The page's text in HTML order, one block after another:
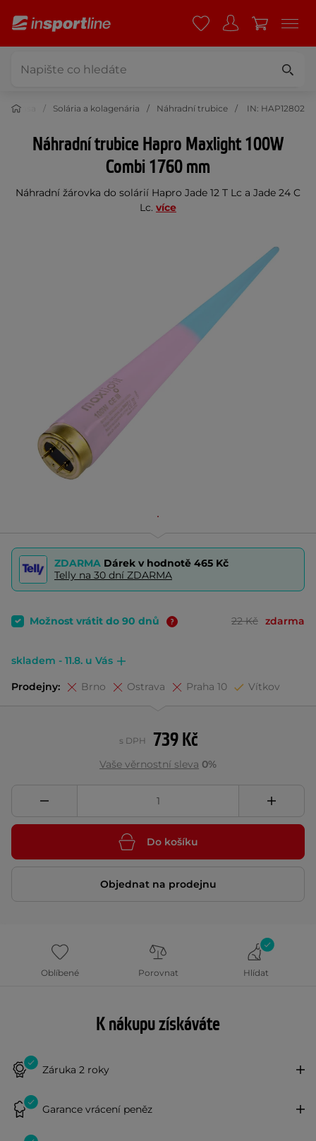
a krása Solária a kolagenária Náhradní trubice IN: HAP12802
Náhradní trubice Hapro Maxlight 100W
Combi 1760 mm
Náhradní žárovka do solárií Hapro Jade 12 T Lc a Jade 24 C
Lc. více
ZDARMA Dárek v hodnotě 465 Kč
Telly na 30 dní ZDARMA
Možnost vrátit do 90 dnů 22 Kč zdarma
skladem - 11.8. u Vás
Prodejny: Brno Ostrava Praha 10 Vítkov
739 Kč
s DPH
Vaše věrnostní sleva 0%
Do košíku
Objednat na prodejnu
Oblíbené Porovnat Hlídat
K nákupu získáváte
Záruka 2 roky
Garance vrácení peněz